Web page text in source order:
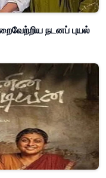
நடனப் புயல்